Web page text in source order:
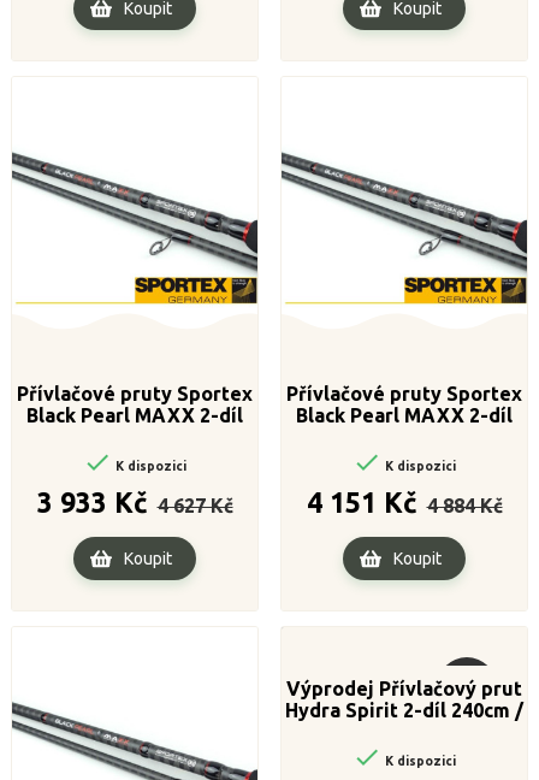
Koupit Koupit
Přívlačové pruty Sportex
Black Pearl MAXX 2-díl
 K dispozici
3 933 Kč cena
4 627 Kč
Koupit
Přívlačové pruty Sportex
Black Pearl MAXX 2-díl
 K dispozici
4 151 Kč cena
4 884 Kč
Koupit
Výprodej!
Výprodej Přívlačový prut
Hydra Spirit 2-díl 240cm /
 K dispozici